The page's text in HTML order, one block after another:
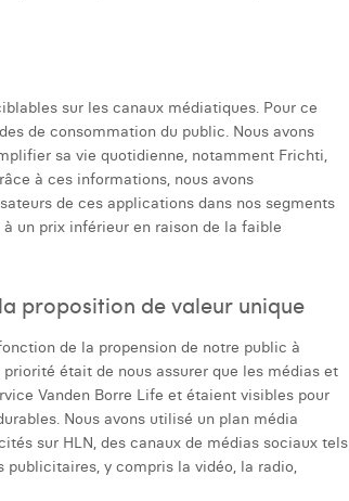
sur les canaux médiatiques. Pour ce
de consommation du public. Nous avons
sa vie quotidienne, notamment Frichti,
à ces informations, nous avons
de ces applications dans nos segments
un prix inférieur en raison de la faible
proposition de valeur unique
de la propension de notre public à
était de nous assurer que les médias et
Vanden Borre Life et étaient visibles pour
Nous avons utilisé un plan média
sur HLN, des canaux de médias sociaux tels
publicitaires, y compris la vidéo, la radio,